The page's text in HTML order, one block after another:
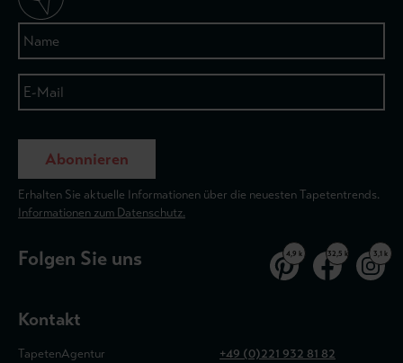
Abonnieren
Erhalten Sie aktuelle Informationen über die neuesten Tapetentrends.
Informationen zum Datenschutz.
Folgen Sie uns 4,9 k 32,5 k 3,1 k
Kontakt
TapetenAgentur
+49 (0)221 932 81 82